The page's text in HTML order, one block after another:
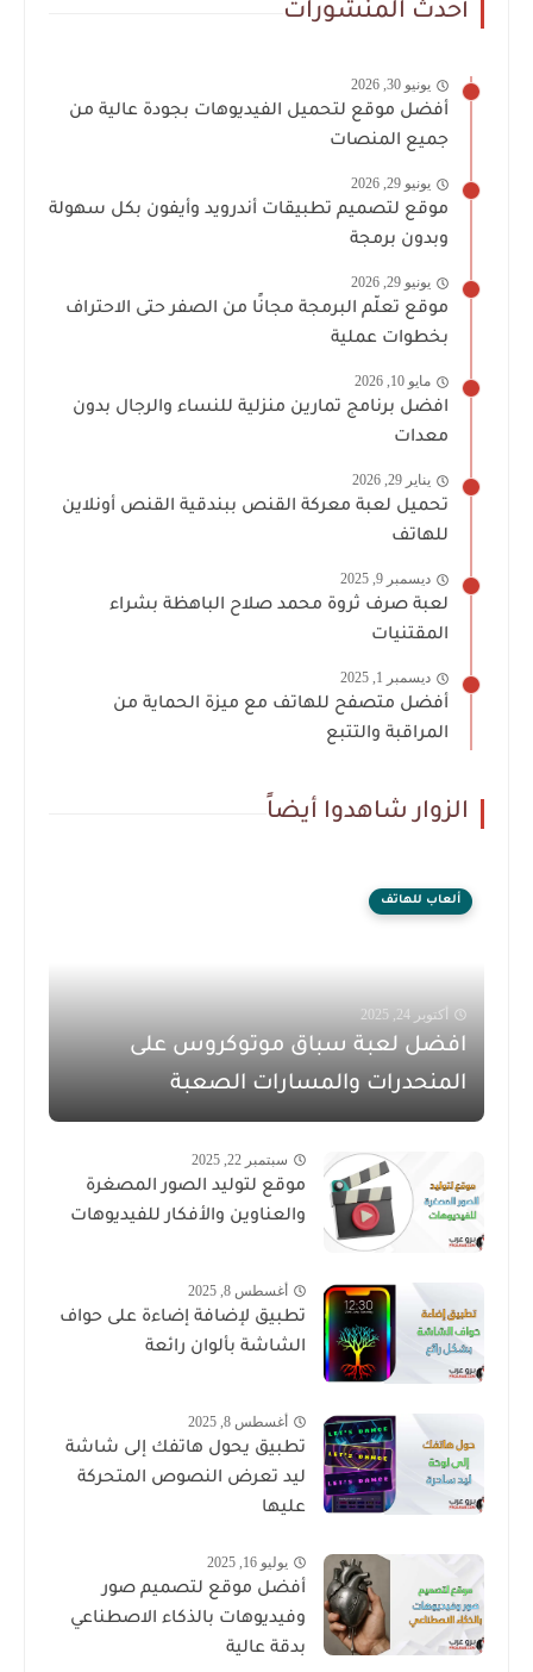
أحدث المنشورات
يونيو 30, 2026
أفضل موقع لتحميل الفيديوهات بجودة عالية من
جميع المنصات
يونيو 29, 2026
موقع لتصميم تطبيقات أندرويد وأيفون بكل سهولة
وبدون برمجة
يونيو 29, 2026
موقع تعلّم البرمجة مجانًا من الصفر حتى الاحتراف
بخطوات عملية
مايو 10, 2026
افضل برنامج تمارين منزلية للنساء والرجال بدون
معدات
يناير 29, 2026
تحميل لعبة معركة القنص ببندقية القنص أونلاين
للهاتف
ديسمبر 9, 2025
لعبة صرف ثروة محمد صلاح الباهظة بشراء
المقتنيات
ديسمبر 1, 2025
أفضل متصفح للهاتف مع ميزة الحماية من
المراقبة والتتبع
الزوار شاهدوا أيضاً
ألعاب للهاتف
أكتوبر 24, 2025
افضل لعبة سباق موتوكروس على
المنحدرات والمسارات الصعبة
سبتمبر 22, 2025
موقع لتوليد الصور المصغرة
والعناوين والأفكار للفيديوهات
أغسطس 8, 2025
تطبيق لإضافة إضاءة على حواف
الشاشة بألوان رائعة
أغسطس 8, 2025
تطبيق يحول هاتفك إلى شاشة
ليد تعرض النصوص المتحركة
عليها
يوليو 16, 2025
أفضل موقع لتصميم صور
وفيديوهات بالذكاء الاصطناعي
بدقة عالية